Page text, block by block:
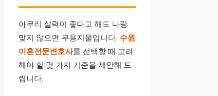
아무리 실력이 좋다고 해도 나랑
맞지 않으면 무용지물입니다. 수원
이혼전문변호사를 선택할 때 고려
해야 할 몇 가지 기준을 제안해 드
립니다.